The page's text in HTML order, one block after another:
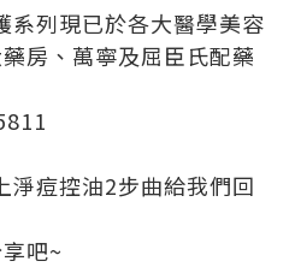
系列現已於各大醫學美容
房、萬寧及屈臣氏配藥
淨痘控油2步曲給我們回
吧~